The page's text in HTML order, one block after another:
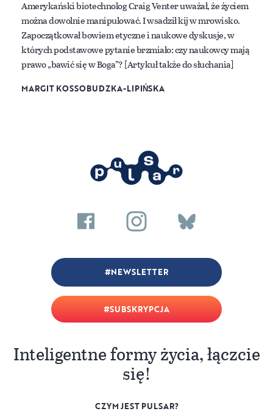
Amerykański biotechnolog Craig Venter uważał, że życiem
można dowolnie manipulować. I wsadził kij w mrowisko.
Zapoczątkował bowiem etyczne i naukowe dyskusje, w
których podstawowe pytanie brzmiało: czy naukowcy mają
prawo „bawić się w Boga”? [Artykuł także do słuchania]
MARGIT KOSSOBUDZKA-LIPIŃSKA
SUBSKRYPCJA
NEWSLETTER
Inteligentne formy życia, łączcie
się!
CZYM JEST PULSAR?